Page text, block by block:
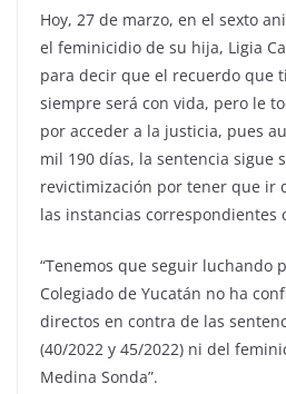
Hoy, 27 de marzo, en el sexto
el feminicidio de su hija, Ligia
para decir que el recuerdo que
siempre será con vida, pero le
por acceder a la justicia, pues
mil 190 días, la sentencia sigue
revictimización por tener que ir
las instancias correspondientes
“Tenemos que seguir luchando
Colegiado de Yucatán no ha
directos en contra de las
(40/2022 y 45/2022) ni del
Medina Sonda”.